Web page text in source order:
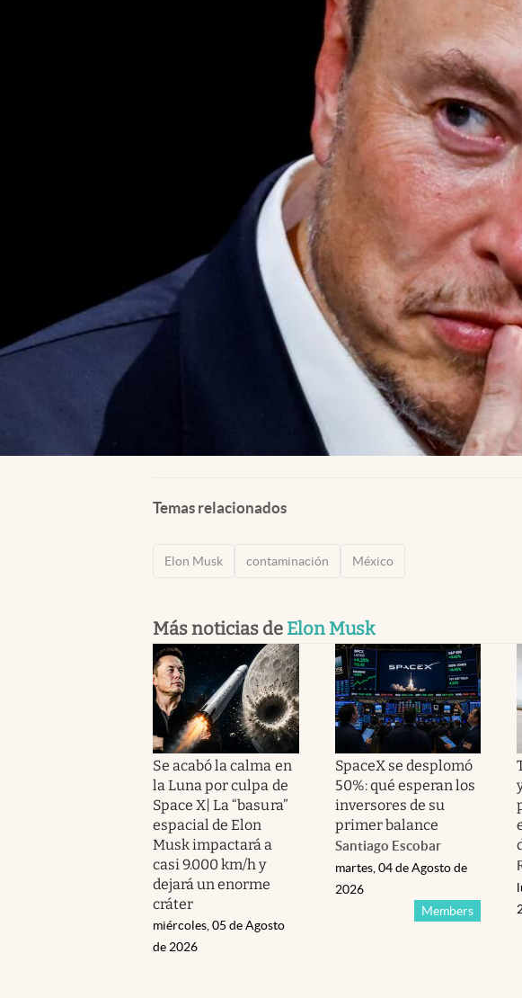
Temas relacionados
Elon Musk contaminación México
Más noticias de Elon Musk
Se acabó la calma en
la Luna por culpa de
Space X| La “basura”
espacial de Elon
Musk impactará a
casi 9.000 km/h y
dejará un enorme
cráter
miércoles, 05 de Agosto
de 2026
SpaceX se desplomó
50%: qué esperan los
inversores de su
primer balance
Santiago Escobar
Members
martes, 04 de Agosto de
2026